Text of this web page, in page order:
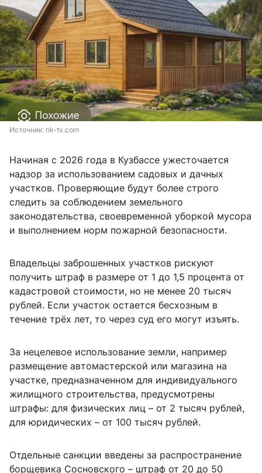
Источник: nk-tv.com
Начиная с 2026 года в Кузбассе ужесточается
надзор за использованием садовых и дачных
участков. Проверяющие будут более строго
следить за соблюдением земельного
законодательства, своевременной уборкой мусора
и выполнением норм пожарной безопасности.
Владельцы заброшенных участков рискуют
получить штраф в размере от 1 до 1,5 процента от
кадастровой стоимости, но не менее 20 тысяч
рублей. Если участок остается бесхозным в
течение трёх лет, то через суд его могут изъять.
За нецелевое использование земли, например
размещение автомастерской или магазина на
участке, предназначенном для индивидуального
жилищного строительства, предусмотрены
штрафы: для физических лиц – от 2 тысяч рублей,
для юридических – от 100 тысяч рублей.
Отдельные санкции введены за распространение
борщевика Сосновского – штраф от 20 до 50